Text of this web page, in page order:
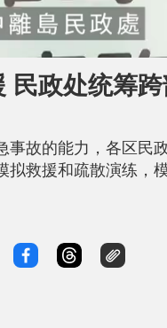
政处统筹
故的能力，各区民
救援和疏散演练，
演习，重点防范恶劣
队外，关爱队亦肩